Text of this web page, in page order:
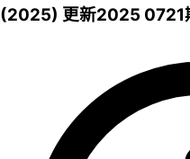
(2025) 更新2025 0721